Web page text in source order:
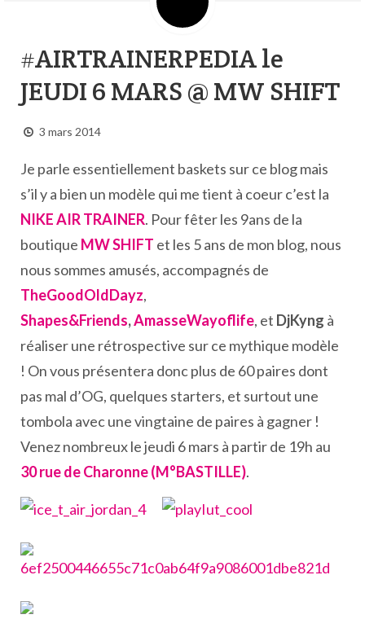
#AIRTRAINERPEDIA le
JEUDI 6 MARS @ MW SHIFT
3 mars 2014
Je parle essentiellement baskets sur ce blog mais
s’il y a bien un modèle qui me tient à coeur c’est la
NIKE AIR TRAINER. Pour fêter les 9ans de la
boutique MW SHIFT et les 5 ans de mon blog, nous
nous sommes amusés, accompagnés de
TheGoodOldDayz,
Shapes&Friends,AmasseWayoflife, et DjKyng à
réaliser une rétrospective sur ce mythique modèle
! On vous présentera donc plus de 60 paires dont
pas mal d’OG, quelques starters, et surtout une
tombola avec une vingtaine de paires à gagner !
Venez nombreux le jeudi 6 mars à partir de 19h au
30 rue de Charonne (M°BASTILLE).